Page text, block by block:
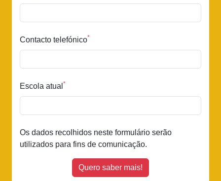
Contacto telefónico*
Escola atual *
Os dados recolhidos neste formulário serão
utilizados para fins de comunicação.
Quero saber mais!